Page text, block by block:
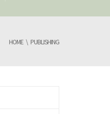
HOME PUBLISHING